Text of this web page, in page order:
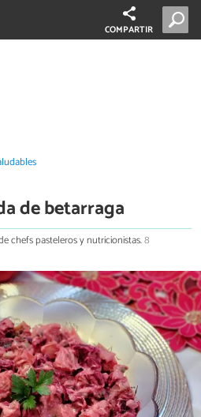
COMPARTIR
de betarraga
chefs pasteleros y nutricionistas.8